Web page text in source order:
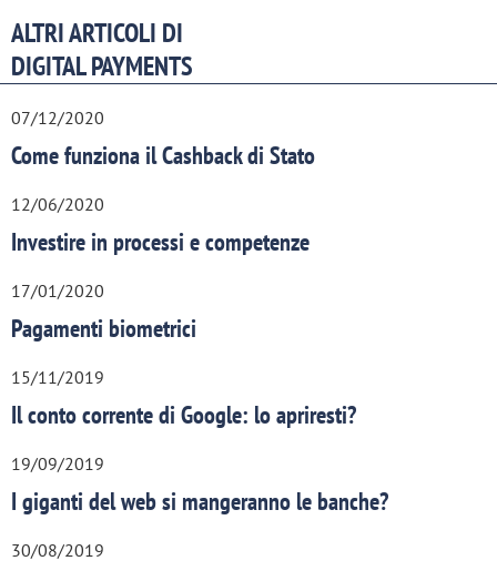
ALTRI ARTICOLI DI
DIGITAL PAYMENTS
07/12/2020
Come funziona il Cashback di Stato
12/06/2020
Investire in processi e competenze
17/01/2020
Pagamenti biometrici
15/11/2019
Il conto corrente di Google: lo apriresti?
19/09/2019
I giganti del web si mangeranno le banche?
30/08/2019